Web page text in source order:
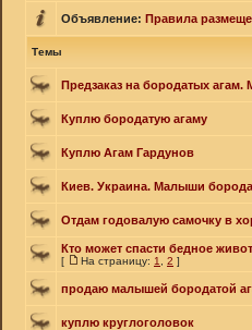
Объявление: Правила
Темы
Предзаказ на бородатых агам.
Куплю бородатую агаму
Куплю Агам Гардунов
Киев. Украина. Малыши
Отдам годовалую самочку в
Кто может спасти бедное
[ На страницу: 1 2 ]
продаю малышей бородатой
куплю круглоголовок